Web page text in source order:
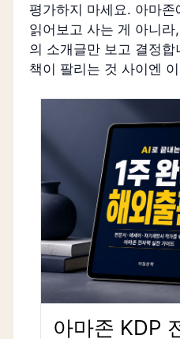
평가하지 마세요. 아마
읽어보고 사는 게 아니
의 소개글만 보고 결정
책이 팔리는 것 사이엔
아마존 KDP